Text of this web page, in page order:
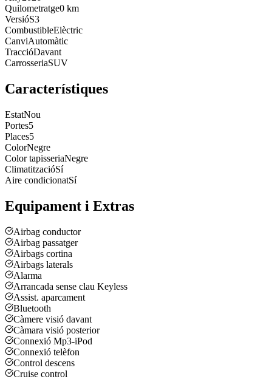
Quilometratge0 km
VersióS3
CombustibleElèctric
CanviAutomàtic
TraccióDavant
CarrosseriaSUV
Característiques
EstatNou
Portes5
Places5
ColorNegre
Color tapisseriaNegre
ClimatitzacióSí
Aire condicionatSí
Equipament i Extras
Airbag conductor
Airbag passatger
Airbags cortina
Airbags laterals
Alarma
Arrancada sense clau Keyless
Assist. aparcament
Bluetooth
Càmere visió davant
Càmara visió posterior
Connexió Mp3-iPod
Connexió telèfon
Control descens
Cruise control